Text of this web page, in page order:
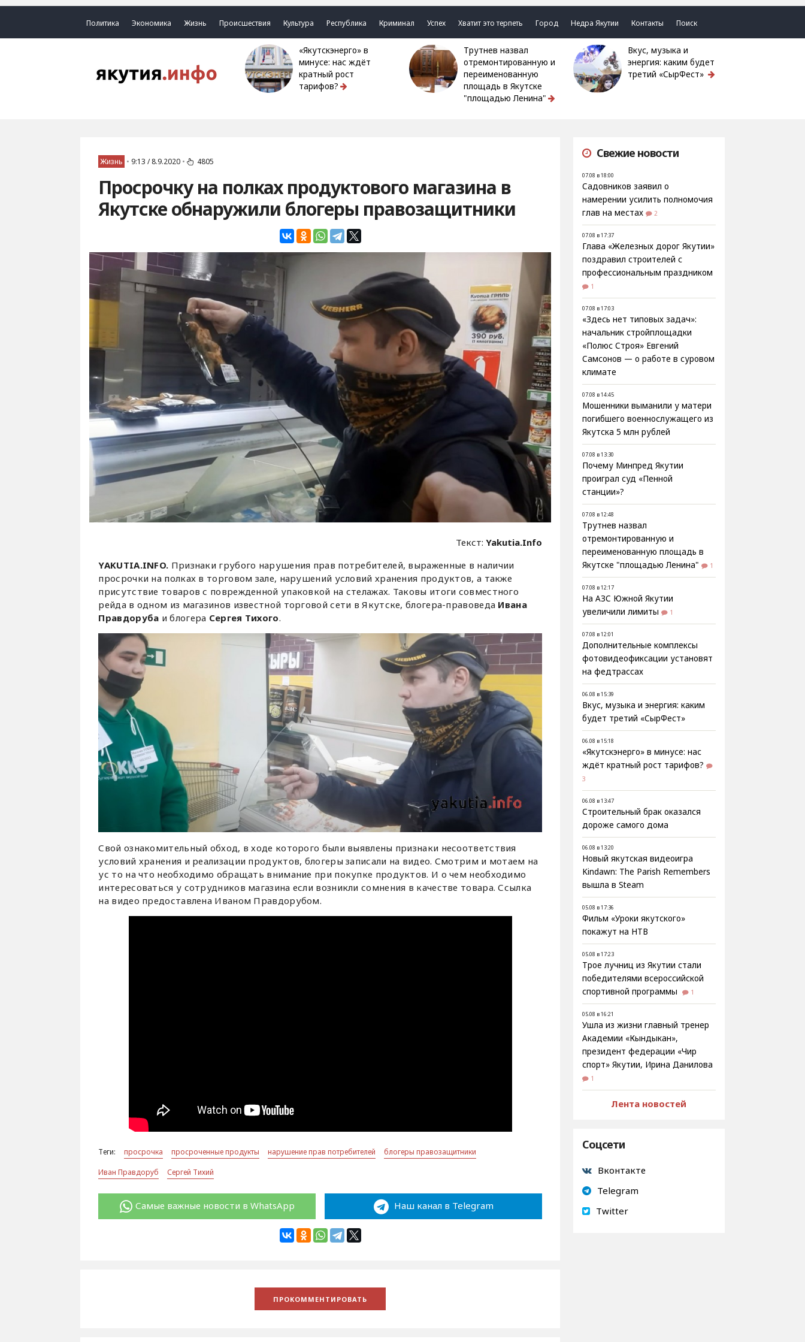
Политика Экономика Жизнь Происшествия Культура Республика Криминал Успех Хватит это терпеть Город Недра Якутии Контакты Поиск
«Якутскэнерго» в
минусе: нас ждёт
кратный рост
тарифов?
Трутнев назвал
отремонтированную и
переименованную
площадь в Якутске
"площадью Ленина"
Вкус, музыка и
энергия: каким будет
третий «СырФест»
Жизнь • 9:13 / 8.9.2020 • 4805
Просрочку на полках продуктового магазина в
Якутске обнаружили блогеры правозащитники
Текст:Yakutia.Info
YAKUTIA.INFO. Признаки грубого нарушения прав потребителей, выраженные в наличии
просрочки на полках в торговом зале, нарушений условий хранения продуктов, а также
присутствие товаров с поврежденной упаковкой на стелажах. Таковы итоги совместного
рейда в одном из магазинов известной торговой сети в Якутске, блогера-правоведа Ивана
Правдоруба и блогера Сергея Тихого.
Свой ознакомительный обход, в ходе которого были выявлены признаки несоответствия
условий хранения и реализации продуктов, блогеры записали на видео. Смотрим и мотаем на
ус то на что необходимо обращать внимание при покупке продуктов. И о чем необходимо
интересоваться у сотрудников магазина если возникли сомнения в качестве товара. Ссылка
на видео предоставлена Иваном Правдорубом.
Теги: просрочка просроченные продукты нарушение прав потребителей
блогеры правозащитники
Иван Правдоруб
Сергей Тихий
Самые важные новости в WhatsApp Наш канал в Telegram
Свежие новости
07.08 в 18:00
Садовников заявил о
намерении усилить полномочия
глав на местах
2
07.08 в 17:37
Глава «Железных дорог Якутии»
поздравил строителей с
профессиональным праздником
1
07.08 в 17:03
«Здесь нет типовых задач»:
начальник стройплощадки
«Полюс Строя» Евгений
Самсонов — о работе в суровом
климате
07.08 в 14:45
Мошенники выманили у матери
погибшего военнослужащего из
Якутска 5 млн рублей
07.08 в 13:30
Почему Минпред Якутии
проиграл суд «Пенной
станции»?
07.08 в 12:48
Трутнев назвал
отремонтированную и
переименованную площадь в
Якутске "площадью Ленина"
1
07.08 в 12:17
На АЗС Южной Якутии
увеличили лимиты
1
07.08 в 12:01
Дополнительные комплексы
фотовидеофиксации установят
на федтрассах
06.08 в 15:39
Вкус, музыка и энергия: каким
будет третий «СырФест»
06.08 в 15:18
«Якутскэнерго» в минусе: нас
ждёт кратный рост тарифов?
3
06.08 в 13:47
Строительный брак оказался
дороже самого дома
06.08 в 13:20
Новый якутская видеоигра
Kindawn: The Parish Remembers
вышла в Steam
05.08 в 17:36
Фильм «Уроки якутского»
покажут на НТВ
05.08 в 17:23
Трое лучниц из Якутии стали
победителями всероссийской
спортивной программы
1
05.08 в 16:21
Ушла из жизни главный тренер
Академии «Кындыкан»,
президент федерации «Чир
спорт» Якутии, Ирина Данилова
1
Лента новостей
Соцсети
Вконтакте
Telegram
Twitter